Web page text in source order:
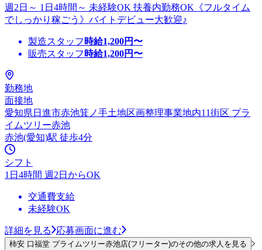
週2日～ 1日4時間～ 未経験OK 扶養内勤務OK《フルタイム
でしっかり稼ごう》バイトデビュー大歓迎♪
製造スタッフ 時給1,200円〜
販売スタッフ 時給1,200円〜
勤務地
面接地
愛知県日進市赤池箕ノ手土地区画整理事業地内11街区 プラ
イムツリー赤池
赤池(愛知)駅 徒歩4分
シフト
1日4時間 週2日からOK
交通費支給
未経験OK
詳細を見る 応募画面に進む
柿安 口福堂 プライムツリー赤池店(フリーター)のその他の求人を見る